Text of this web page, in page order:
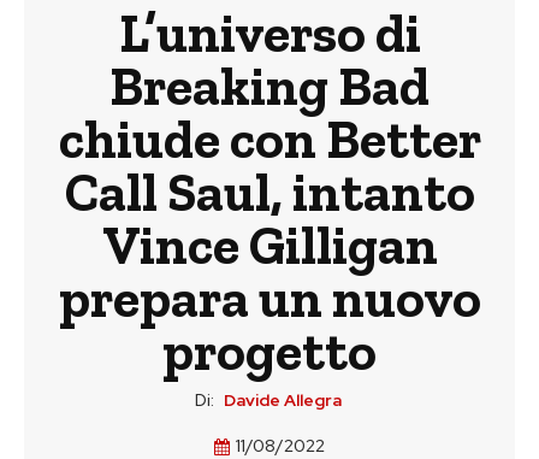
L’universo di
Breaking Bad
chiude con Better
Call Saul, intanto
Vince Gilligan
prepara un nuovo
progetto
Di: Davide Allegra
11/08/2022